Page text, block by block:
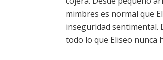
mimbres es normal que
inseguridad sentimental.
todo lo que Eliseo nunca